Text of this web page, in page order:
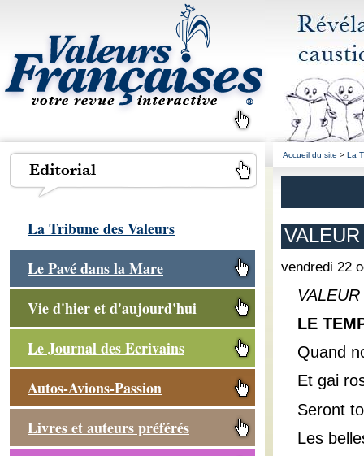
La Tribune des Valeurs
Le Pavé dans la Mare
Vie d'hier et d'aujourd'hui
Le Journal des Ecrivains
Autos-Avions-Passion
Livres et auteurs préférés
Accueil du site > La
vendredi 22
LE
Quand
Et gai
Seront
Les